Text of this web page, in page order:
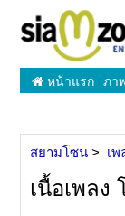
หน้าแรก ภา
สยามโซน เพ
เนื้อเพลง